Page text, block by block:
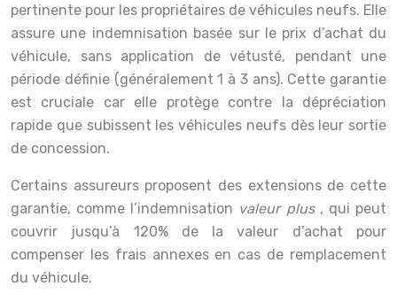
pertinente pour les propriétaires de véhicules neufs. Elle
assure une indemnisation basée sur le prix d’achat du
véhicule, sans application de vétusté, pendant une
période définie (généralement 1 à 3 ans). Cette garantie
est cruciale car elle protège contre la dépréciation
rapide que subissent les véhicules neufs dès leur sortie
de concession.
Certains assureurs proposent des extensions de cette
garantie, comme l’indemnisation valeur plus , qui peut
couvrir jusqu’à 120% de la valeur d’achat pour
compenser les frais annexes en cas de remplacement
du véhicule.